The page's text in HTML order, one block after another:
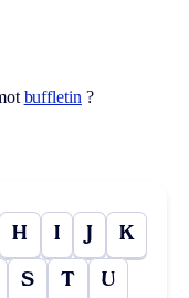
buffletin ?
H I J K
S T U